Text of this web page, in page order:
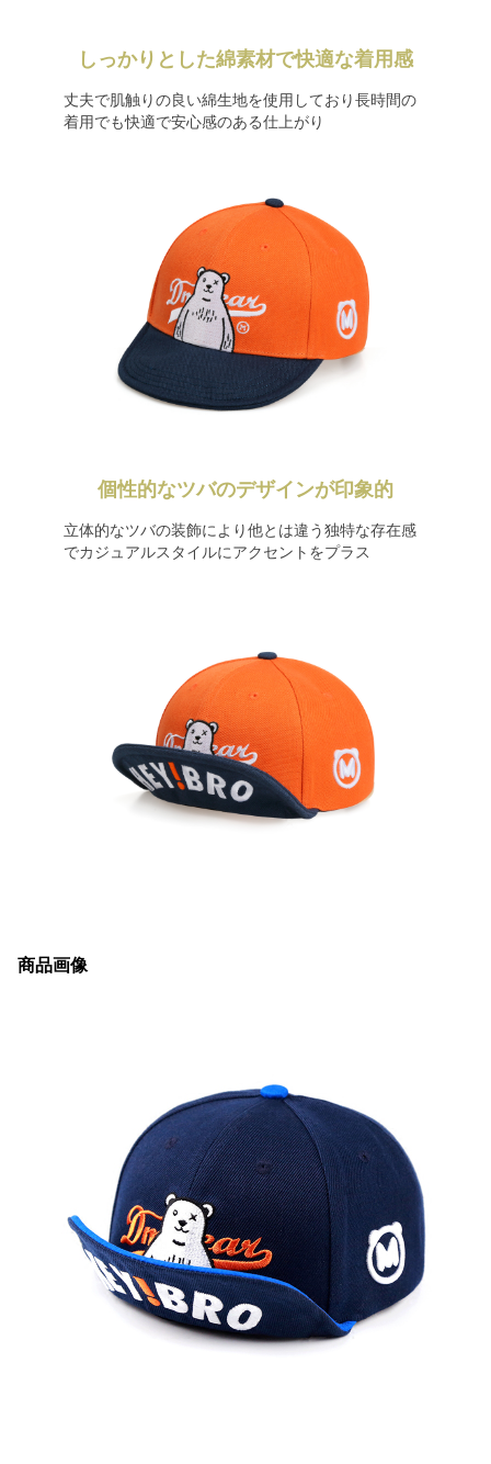
しっかりとした綿素材で快適な着用感
丈夫で肌触りの良い綿生地を使用しており長時間の
着用でも快適で安心感のある仕上がり
個性的なツバのデザインが印象的
立体的なツバの装飾により他とは違う独特な存在感
でカジュアルスタイルにアクセントをプラス
商品画像